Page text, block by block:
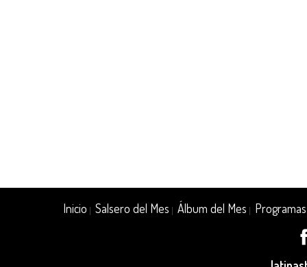
Inicio |Salsero del Mes |Álbum del Mes Programas